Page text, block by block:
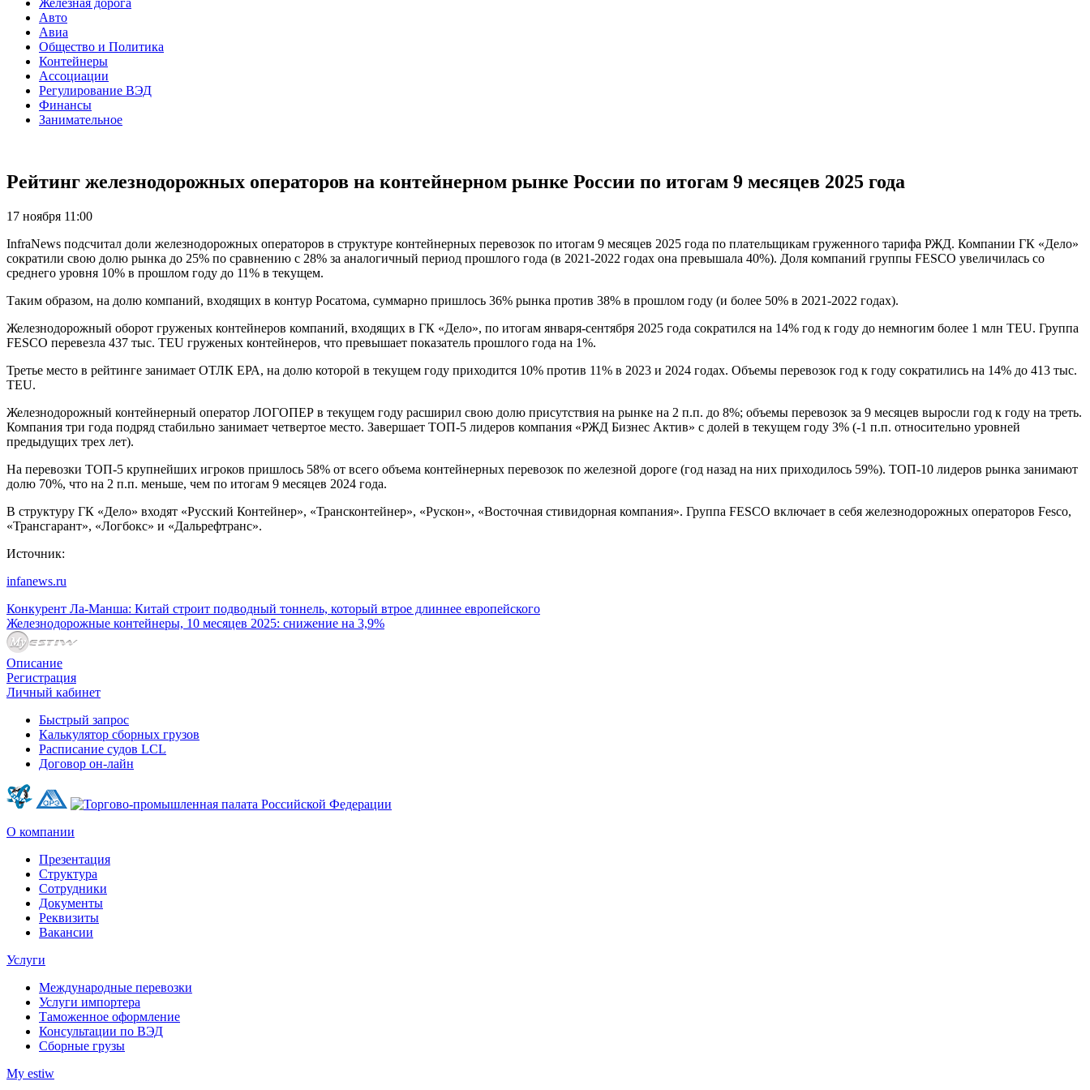
Авто
Авиа
Общество и Политика
Контейнеры
Ассоциации
Регулирование ВЭД
Финансы
Занимательное
Рейтинг железнодорожных операторов на контейнерном рынке России по итогам 9 месяцев 2025 года
17 ноября 11:00
InfraNews подсчитал доли железнодорожных операторов в структуре контейнерных перевозок по итогам 9 месяцев 2025 года по плательщикам груженного тарифа РЖД. Компании ГК «Дело»
сократили свою долю рынка до 25% по сравнению с 28% за аналогичный период прошлого года (в 2021-2022 годах она превышала 40%). Доля компаний группы FESCO увеличилась со
среднего уровня 10% в прошлом году до 11% в текущем.
Таким образом, на долю компаний, входящих в контур Росатома, суммарно пришлось 36% рынка против 38% в прошлом году (и более 50% в 2021-2022 годах).
Железнодорожный оборот груженых контейнеров компаний, входящих в ГК «Дело», по итогам января-сентября 2025 года сократился на 14% год к году до немногим более 1 млн TEU. Группа
FESCO перевезла 437 тыс. TEU груженых контейнеров, что превышает показатель прошлого года на 1%.
Третье место в рейтинге занимает ОТЛК ЕРА, на долю которой в текущем году приходится 10% против 11% в 2023 и 2024 годах. Объемы перевозок год к году сократились на 14% до 413 тыс.
TEU.
Железнодорожный контейнерный оператор ЛОГОПЕР в текущем году расширил свою долю присутствия на рынке на 2 п.п. до 8%; объемы перевозок за 9 месяцев выросли год к году на треть.
Компания три года подряд стабильно занимает четвертое место. Завершает ТОП-5 лидеров компания «РЖД Бизнес Актив» с долей в текущем году 3% (-1 п.п. относительно уровней
предыдущих трех лет).
На перевозки ТОП-5 крупнейших игроков пришлось 58% от всего объема контейнерных перевозок по железной дороге (год назад на них приходилось 59%). ТОП-10 лидеров рынка занимают
долю 70%, что на 2 п.п. меньше, чем по итогам 9 месяцев 2024 года.
В структуру ГК «Дело» входят «Русский Контейнер», «Трансконтейнер», «Рускон», «Восточная стивидорная компания». Группа FESCO включает в себя железнодорожных операторов Fesco,
«Трансгарант», «Логбокс» и «Дальрефтранс».
Источник:
infanews.ru
Конкурент Ла-Манша: Китай строит подводный тоннель, который втрое длиннее европейского
Железнодорожные контейнеры, 10 месяцев 2025: снижение на 3,9%
Описание
Регистрация
Личный кабинет
Быстрый запрос
Калькулятор сборных грузов
Расписание судов LCL
Договор он-лайн
О компании
Презентация
Структура
Сотрудники
Документы
Реквизиты
Вакансии
Услуги
Международные перевозки
Услуги импортера
Таможенное оформление
Консультации по ВЭД
Сборные грузы
My estiw